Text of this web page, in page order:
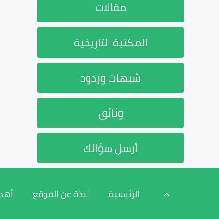
مقالات
المكتبة التاريخية
شبهات وردود
وثائق
أرسل سؤالك
الرئيسية نبذة عن الموقع